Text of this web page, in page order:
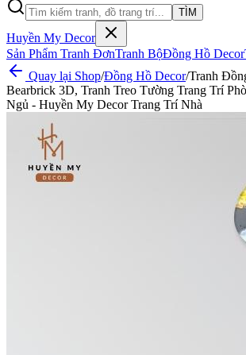
TÌM
Huyền My Decor
Sản Phẩm Tranh ĐơnTranh BộĐồng Hồ Decor
Quay lại Shop/Đồng Hồ Decor/Tranh
Bearbrick 3D, Tranh Treo Tường Trang Trí
Ngủ - Huyền My Decor Trang Trí Nhà